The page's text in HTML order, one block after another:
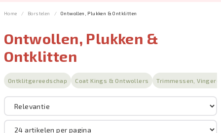
Home Borstelen Ontwollen, Plukken & Ontklitten
Sorteer op
Merk
Borstelen
Ontwollen, Plukken &
Ontklitten
Ontklitgereedschap Coat Kings & Ontwollers Trimmessen,